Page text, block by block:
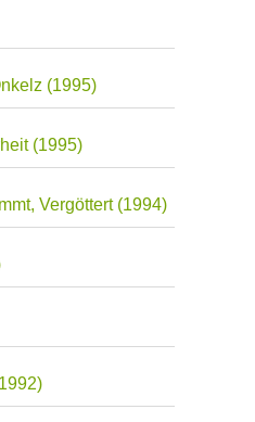
(1995)
(1995)
Vergöttert (1994)